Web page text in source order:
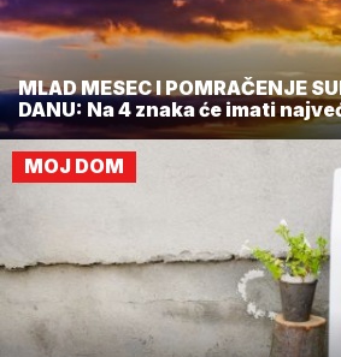
MLAD MESEC I POMRAČENJE
DANU: Na 4 znaka će imati
MOJ DOM